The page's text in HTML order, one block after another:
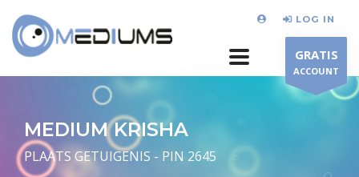
LOG IN
GRATIS
ACCOUNT
MEDIUM KRISHA
PLAATS GETUIGENIS - PIN 2645